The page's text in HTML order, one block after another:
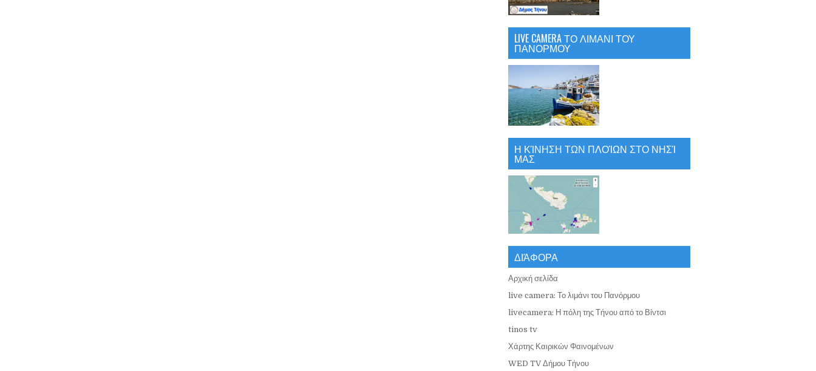
LIVE CAMERA ΤΟ ΛΙΜΑΝΙ ΤΟΥ
ΠΑΝΟΡΜΟΥ
Η ΚΊΝΗΣΗ ΤΩΝ ΠΛΟΊΩΝ ΣΤΟ ΝΗΣΊ
ΜΑΣ
ΔΙΆΦΟΡΑ
Αρχική σελίδα
live camera: Το λιμάνι του Πανόρμου
livecamera: Η πόλη της Τήνου από το Βίντσι
tinos tv
Χάρτης Καιρικών Φαινομένων
WED TV Δήμου Τήνου